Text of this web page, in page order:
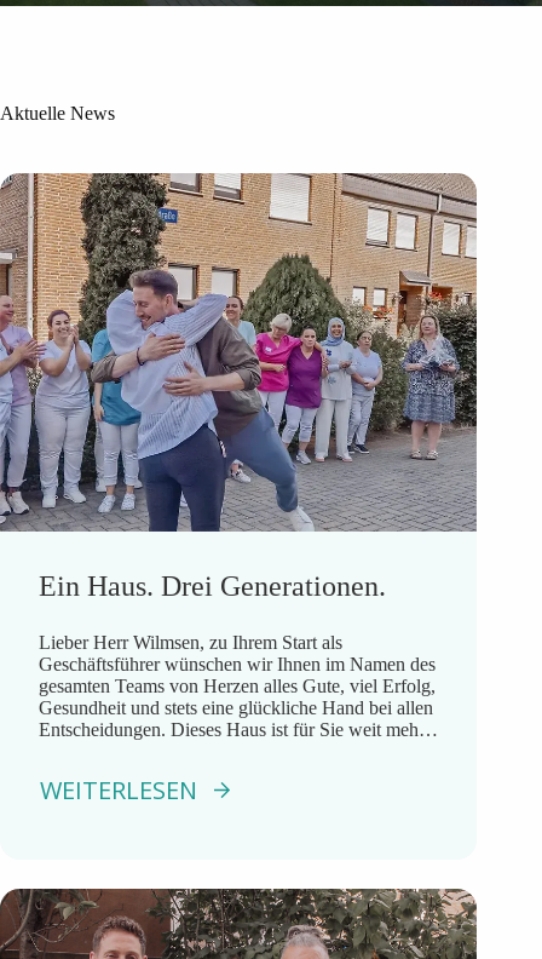
Aktuelle News
Ein Haus. Drei Generationen.
Lieber Herr Wilmsen, zu Ihrem Start als
Geschäftsführer wünschen wir Ihnen im Namen des
gesamten Teams von Herzen alles Gute, viel Erfolg,
Gesundheit und stets eine glückliche Hand bei allen
Entscheidungen. Dieses Haus ist für Sie weit mehr
Werte, die unser […]
WEITERLESEN